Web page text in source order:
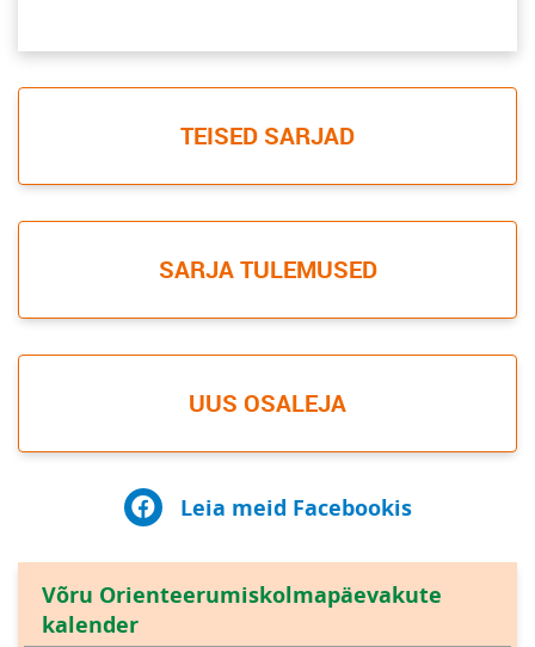
TEISED SARJAD
SARJA TULEMUSED
UUS OSALEJA
Leia meid Facebookis
Võru Orienteerumiskolmapäevakute
kalender